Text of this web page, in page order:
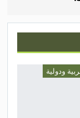
ودولية